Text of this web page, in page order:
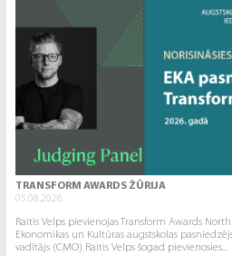
TRANSFORM AWARDS ŽŪRIJA
05.08.2026.
Raitis Velps pievienojas Transform Awards
Ekonomikas un Kultūras augstskolas
vadītājs (CMO) Raitis Velps šogad pievienosies...